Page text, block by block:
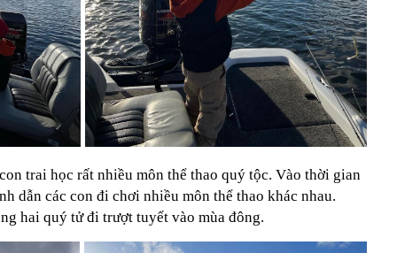
trai học rất nhiều môn thể thao quý tộc. Vào thời gian
dẫn các con đi chơi nhiều môn thể thao khác nhau.
hai quý tử đi trượt tuyết vào mùa đông.